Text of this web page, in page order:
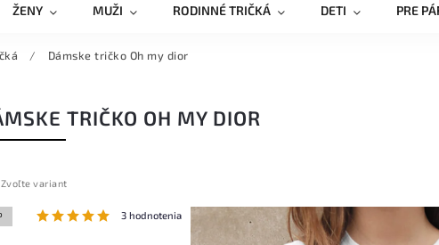
ŽENY MUŽI RODINNÉ TRIČKÁ DETI PRE
/ Dámske tričko Oh my dior
TRIČKO OH MY DIOR
Zvoľte variant
3 hodnotenia